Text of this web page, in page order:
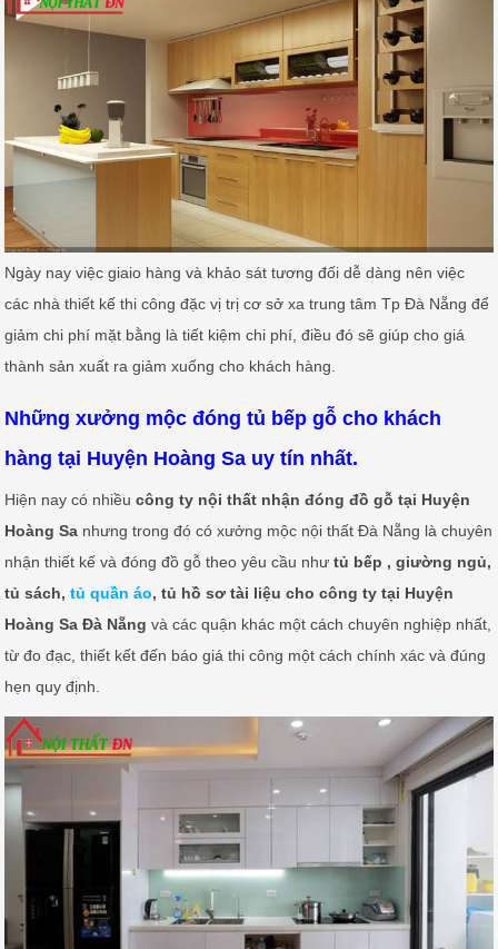
Ngày nay việc giaio hàng và khảo sát tương đối dễ dàng nên việc
các nhà thiết kế thi công đặc vị trị cơ sở xa trung tâm Tp Đà Nẵng để
giảm chi phí mặt bằng là tiết kiệm chi phí, điều đó sẽ giúp cho giá
thành sản xuất ra giảm xuống cho khách hàng.
Những xưởng mộc đóng tủ bếp gỗ cho khách
hàng tại Huyện Hoàng Sa uy tín nhất.
Hiện nay có nhiềucông ty nội thất nhận đóng đồ gỗ tại Huyện
Hoàng Sa nhưng trong đó có xưởng mộc nội thất Đà Nẵng là chuyên
nhận thiết kế và đóng đồ gỗ theo yêu cầu như tủ bếp , giường ngủ,
tủ sách,tủ quần áo, tủ hồ sơ tài liệu cho công ty tại Huyện
Hoàng Sa Đà Nẵng và các quận khác một cách chuyên nghiệp nhất,
từ đo đạc, thiết kết đến báo giá thi công một cách chính xác và đúng
hẹn quy định.